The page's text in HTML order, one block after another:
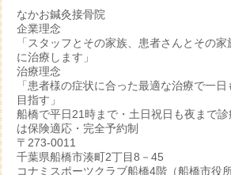
なかお鍼灸接骨院
企業理念
「スタッフとその家族、患者さんとその
に治療します」
治療理念
「患者様の症状に合った最適な治療で一
目指す」
船橋で平日21時まで・土日祝日も夜まで
は保険適応・完全予約制
〒273-0011
千葉県船橋市湊町2丁目8－45
コナミスポーツクラブ船橋4階（船橋市役所